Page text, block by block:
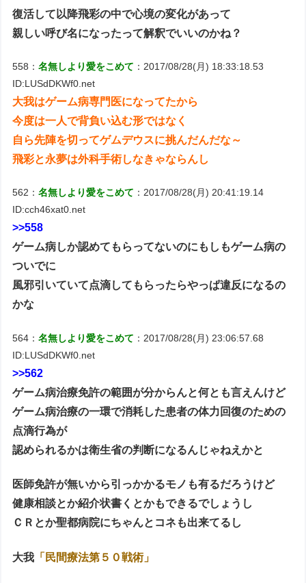
復活して以降飛彩の中で心境の変化があって
親しい呼び名になったって解釈でいいのかね？
558：名無しより愛をこめて ：2017/08/28(月) 18:33:18.53
ID:LUSdDKWf0.net
大我はゲーム病専門医になってたから
今度は一人で背負い込む形ではなく
自ら先陣を切ってゲムデウスに挑んだんだな～
飛彩と永夢は外科手術しなきゃならんし
562：名無しより愛をこめて ：2017/08/28(月) 20:41:19.14
ID:cch46xat0.net
>>558
ゲーム病しか認めてもらってないのにもしもゲーム病の
ついでに
風邪引いていて点滴してもらったらやっぱ違反になるの
かな
564：名無しより愛をこめて ：2017/08/28(月) 23:06:57.68
ID:LUSdDKWf0.net
>>562
ゲーム病治療免許の範囲が分からんと何とも言えんけど
ゲーム病治療の一環で消耗した患者の体力回復のための
点滴行為が
認められるかは衛生省の判断になるんじゃねえかと
医師免許が無いから引っかかるモノも有るだろうけど
健康相談とか紹介状書くとかもできるでしょうし
ＣＲとか聖都病院にちゃんとコネも出来てるし
大我 「民間療法第５０戦術」